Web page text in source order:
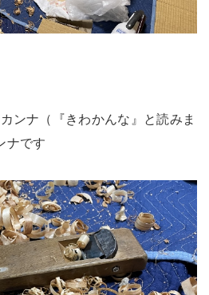
ンナ（『きわかんな』と読みま
ナです